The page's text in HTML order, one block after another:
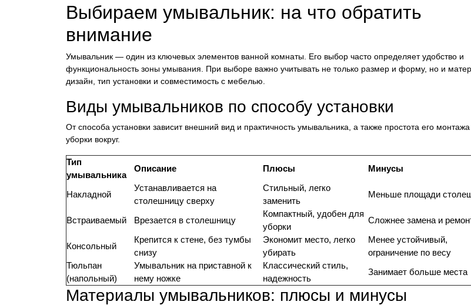
Выбираем умывальник: на что обратить
внимание
Умывальник — один из ключевых элементов ванной комнаты. Его выбор часто определяет удобство и
функциональность зоны умывания. При выборе важно учитывать не только размер и форму, но и
дизайн, тип установки и совместимость с мебелью.
Виды умывальников по способу установки
От способа установки зависит внешний вид и практичность умывальника, а также простота его
уборки вокруг.
Тип
умывальника
Описание Плюсы Минусы
Накладной
Устанавливается на
столешницу сверху
Стильный, легко
заменить
Меньше площади
Встраиваемый Врезается в столешницу
Компактный, удобен для
уборки
Сложнее замена и
Консольный
Крепится к стене, без тумбы
снизу
Экономит место, легко
убирать
Менее устойчивый,
ограничение по весу
Тюльпан
(напольный)
Умывальник на приставной к
нему ножке
Классический стиль,
надежность
Занимает больше места
Материалы умывальников: плюсы и минусы